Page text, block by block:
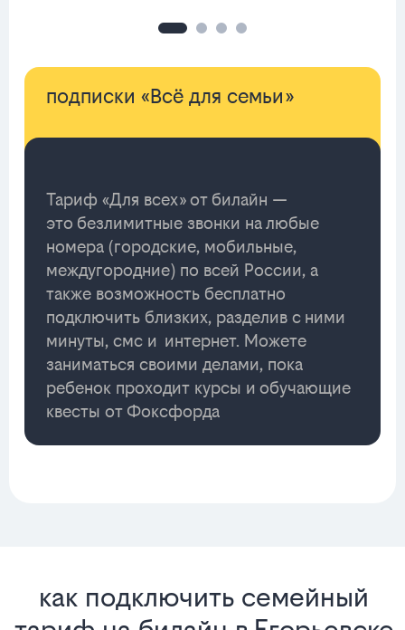
подписки «Всё для семьи»
Тариф «Для всех» от билайн —
это безлимитные звонки на любые
номера (городские, мобильные,
междугородние) по всей России, а
также возможность бесплатно
подключить близких, разделив с ними
минуты, смс и интернет. Можете
заниматься своими делами, пока
ребенок проходит курсы и обучающие
квесты от Фоксфорда
как подключить семейный